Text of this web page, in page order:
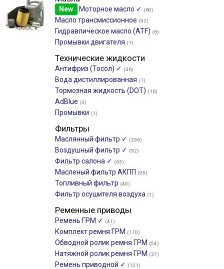
New Моторное масло ✓ (60)
Масло трансмиссионное (92)
Гидравлическое масло (ATF) (6)
Промывки двигателя (1)
Технические жидкости
Антифриз (Тосол) ✓ (36)
Вода дистиллированная (1)
Тормозная жидкость (DOT) (16)
AdBlue (3)
Промывки (1)
Фильтры
Маслянный фильтр ✓ (296)
Воздушный фильтр ✓ (92)
Фильтр салона ✓ (63)
Масленый фильтр АКПП (95)
Топливный фильтр (40)
Фильтр осушителя воздуха (1)
Ременные приводы
Ремень ГРМ ✓ (41)
Комплект ремня ГРМ (170)
Обводной ролик ремня ГРМ (54)
Натяжной ролик ремня ГРМ (37)
Ремень приводной ✓ (121)